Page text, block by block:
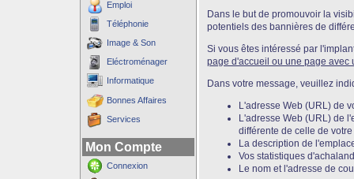
Emploi
Téléphonie
Image & Son
Eléctroménager
Informatique
Bonnes Affaires
Services
Mon Compte
Connexion
Dans le but de promouvoir la
potentiels des bannières de
Si vous êtes intéressé par
page d'accueil ou une page avec
Dans votre message, veuillez
L'adresse Web (URL) de
L'adresse Web (URL) de
différente de celle de
La description de
Vos statistiques
Le nom et l'adresse de